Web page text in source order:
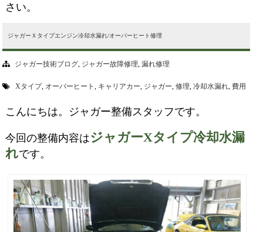
さい。
ジャガーＸタイプエンジン冷却水漏れ/オーバーヒート修理
ジャガー技術ブログ, ジャガー故障修理,漏れ修理
Xタイプ, オーバーヒート, キャリアカー, ジャガー,修理,冷却水漏れ,費用
こんにちは。ジャガー整備スタッフです。
今回の整備内容はジャガーXタイプ冷却水漏
れです。